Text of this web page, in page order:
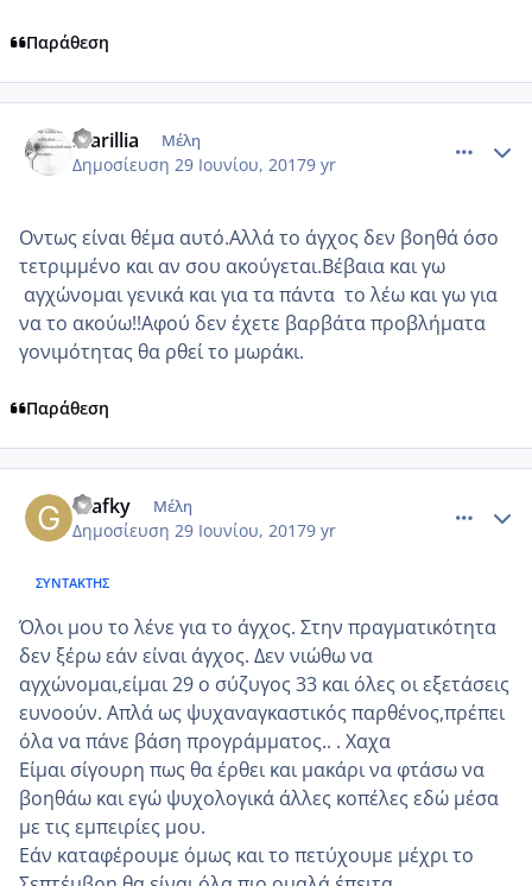
Παράθεση
marillia Μέλη
Δημοσίευση 29 Ιουνίου, 20179 yr
Οντως είναι θέμα αυτό.Αλλά το άγχος δεν βοηθά όσο
τετριμμένο και αν σου ακούγεται.Βέβαια και γω
αγχώνομαι γενικά και για τα πάντα το λέω και γω για
να το ακούω!!Αφού δεν έχετε βαρβάτα προβλήματα
γονιμότητας θα ρθεί το μωράκι.
Παράθεση
Glafky Μέλη
Δημοσίευση 29 Ιουνίου, 20179 yr
ΣΥΝΤΆΚΤΗΣ
Όλοι μου το λένε για το άγχος. Στην πραγματικότητα
δεν ξέρω εάν είναι άγχος. Δεν νιώθω να
αγχώνομαι,είμαι 29 ο σύζυγος 33 και όλες οι εξετάσεις
ευνοούν. Απλά ως ψυχαναγκαστικός παρθένος,πρέπει
όλα να πάνε βάση προγράμματος.. . Χαχα
Είμαι σίγουρη πως θα έρθει και μακάρι να φτάσω να
βοηθάω και εγώ ψυχολογικά άλλες κοπέλες εδώ μέσα
με τις εμπειρίες μου.
Εάν καταφέρουμε όμως και το πετύχουμε μέχρι το